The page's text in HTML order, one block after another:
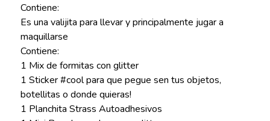
Contiene:
Es una valijita para llevar y principalmente jugar a
maquillarse
Contiene:
1 Mix de formitas con glitter
1 Sticker #cool para que pegue sen tus objetos,
botellitas o donde quieras!
1 Planchita Strass Autoadhesivos